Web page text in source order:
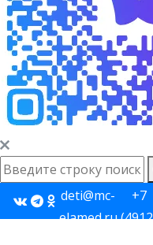
deti@mc-
elamed.ru
+7